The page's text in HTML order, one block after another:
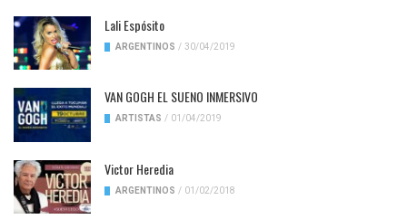
Lali Espósito
ARGENTINOS / 30/04/2019
VAN GOGH EL SUENO INMERSIVO
ARTISTAS / 01/04/2019
Victor Heredia
ARGENTINOS / 01/02/2018